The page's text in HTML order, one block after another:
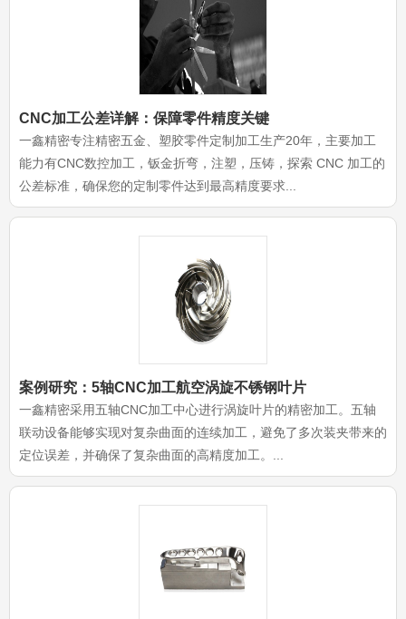
CNC加工公差详解：保障零件精度关键
一鑫精密专注精密五金、塑胶零件定制加工生产20年，主要加工
能力有CNC数控加工，钣金折弯，注塑，压铸，探索 CNC 加工的
公差标准，确保您的定制零件达到最高精度要求...
案例研究：5轴CNC加工航空涡旋不锈钢叶片
一鑫精密采用五轴CNC加工中心进行涡旋叶片的精密加工。五轴
联动设备能够实现对复杂曲面的连续加工，避免了多次装夹带来的
定位误差，并确保了复杂曲面的高精度加工。...